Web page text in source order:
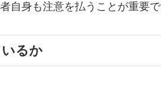
自身も注意を払うことが重要で
るか